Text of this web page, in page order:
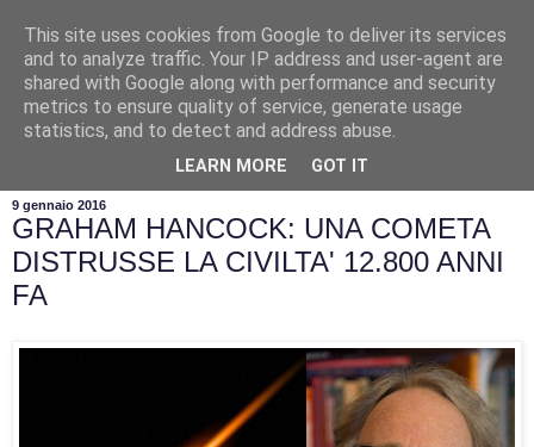
9 gennaio 2016
GRAHAM HANCOCK: UNA COMETA
DISTRUSSE LA CIVILTA' 12.800 ANNI
FA
This site uses cookies from Google to deliver its services
and to analyze traffic. Your IP address and user-agent are
shared with Google along with performance and security
metrics to ensure quality of service, generate usage
statistics, and to detect and address abuse.
LEARN MORE GOT IT